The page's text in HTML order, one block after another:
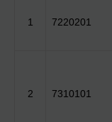
1 7220201
2 7310101